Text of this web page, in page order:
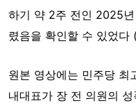
하기 약 2주 전인 2025
렸음을 확인할 수 있었다 (
원본 영상에는 민주당 최
내대표가 장 전 의원의